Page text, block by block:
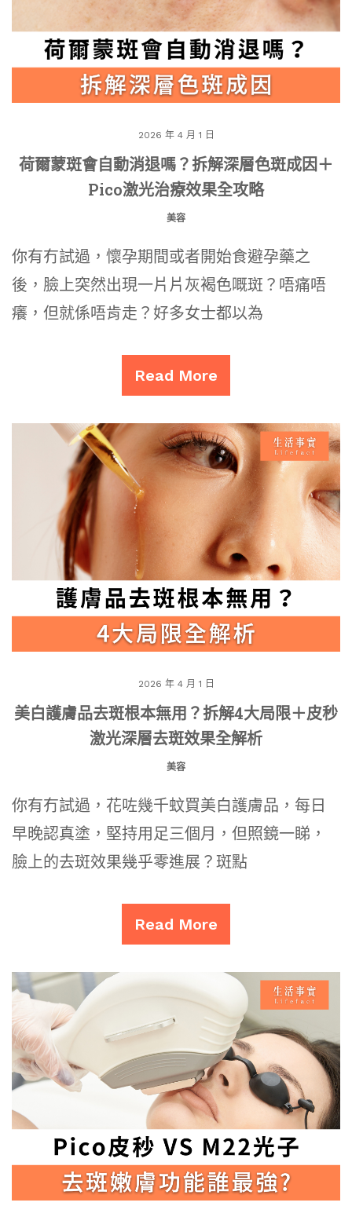
2026 年 4 月 1 日
荷爾蒙斑會自動消退嗎？拆解深層色斑成因＋
Pico激光治療效果全攻略
美容
你有冇試過，懷孕期間或者開始食避孕藥之
後，臉上突然出現一片片灰褐色嘅斑？唔痛唔
癢，但就係唔肯走？好多女士都以為
Read More
2026 年 4 月 1 日
美白護膚品去斑根本無用？拆解4大局限＋皮秒
激光深層去斑效果全解析
美容
你有冇試過，花咗幾千蚊買美白護膚品，每日
早晚認真塗，堅持用足三個月，但照鏡一睇，
臉上的去斑效果幾乎零進展？斑點
Read More